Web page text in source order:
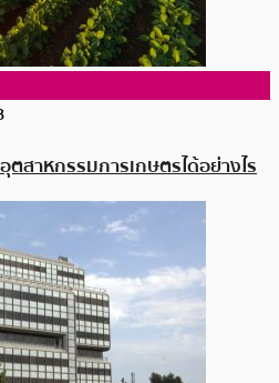
ตสาหกรรมการเกษตรได้อย่างไร